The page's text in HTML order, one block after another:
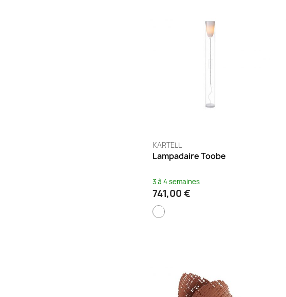
KARTELL
Lampadaire Toobe
3 à 4 semaines
741,00 €